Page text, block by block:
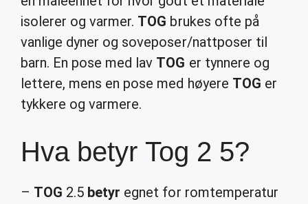
isolerer og varmer. TOG brukes ofte på
vanlige dyner og soveposer/nattposer til
barn. En pose med lav TOG er tynnere og
lettere, mens en pose med høyere TOG er
tykkere og varmere.
Hva betyr Tog 2 5?
– TOG 2.5 betyr egnet for romtemperatur